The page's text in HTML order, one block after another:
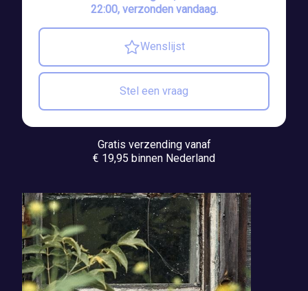
22:00, verzonden vandaag.
Wenslijst
Stel een vraag
Gratis verzending vanaf
€ 19,95 binnen Nederland